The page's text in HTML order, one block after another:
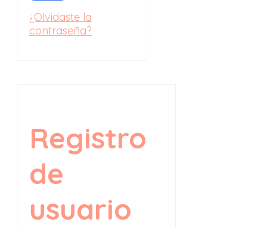
¿Olvidaste la
contraseña?
Registro
de
usuario